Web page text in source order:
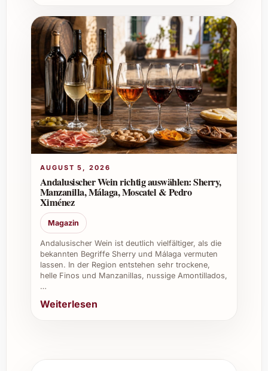
Gäste.
Firmenanlässe:
Eindrucksvoll als
Präsent oder zum stilvollen Empfang.
Weinkeller:Wertvolle Ergänzung für
sammelnde Weinliebhaber mit
Lagerpotenzial.
Mit dem Cair Cuvée 2023 entscheiden Sie
sich für einen vielseitigen Wein, der Genuss
mit Eleganz verbindet und zu vielfältigen
Gelegenheiten begeistert.
AUGUST 5, 2026
Andalusischer Wein richtig auswählen: Sherry,
Manzanilla, Málaga, Moscatel & Pedro
Ximénez
Magazin
Andalusischer Wein ist deutlich vielfältiger, als die
bekannten Begriffe Sherry und Málaga vermuten
lassen. In der Region entstehen sehr trockene,
helle Finos und Manzanillas, nussige Amontillados,
…
Weiterlesen